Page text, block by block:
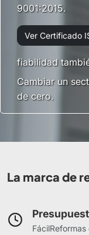
9001:2015.
Ver Certificado
fiabilidad
Cambiar un
de cero.
La marca de